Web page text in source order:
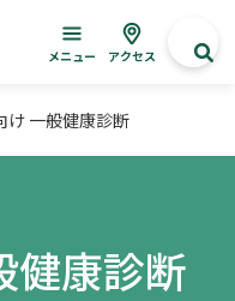
メニュー アクセス
け 一般健康診断
健康診断